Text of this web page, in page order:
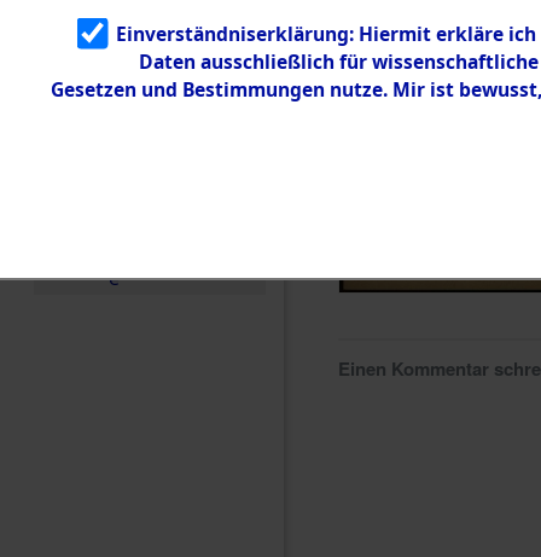
Identifizierun
g
5.3.3
Todesmärsch
e
Einen Kommentar
Einverständniserklärung: Hiermit erkläre
Daten ausschließlich für
Gesetzen und Bestimmungen nutze. Mir ist